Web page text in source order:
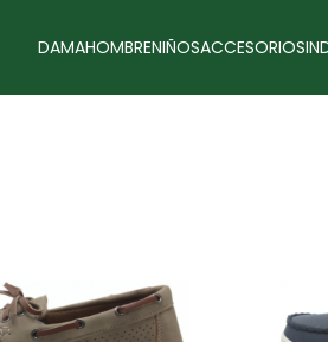
DAMAHOMBRENIÑOSACCESORIOS